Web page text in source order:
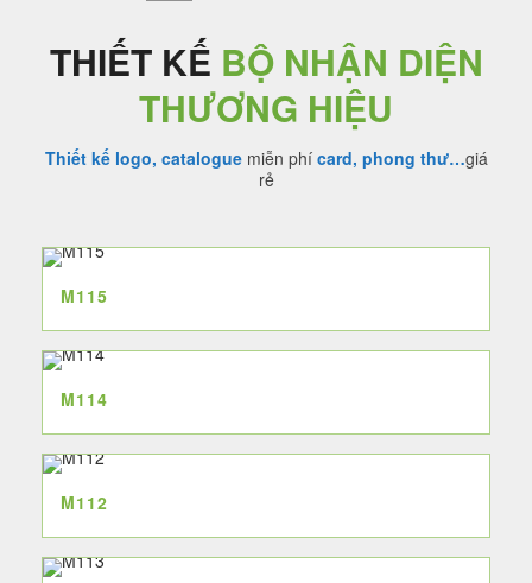
THIẾT KẾ BỘ NHẬN DIỆN
THƯƠNG HIỆU
Thiết kế logo, cataloguemiễn phí card, phong thư…giá
rẻ
M115
M114
M112